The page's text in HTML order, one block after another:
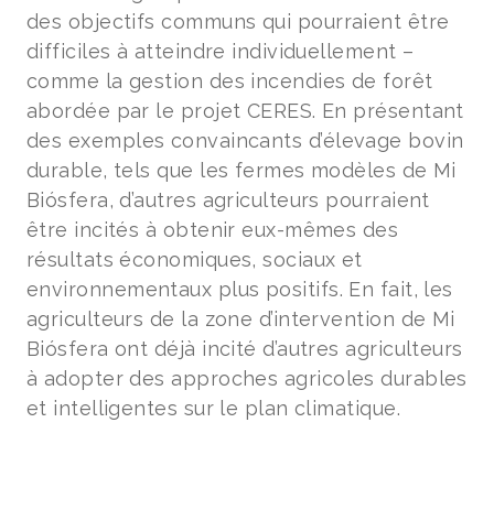
des objectifs communs qui pourraient être
difficiles à atteindre individuellement –
comme la gestion des incendies de forêt
abordée par le projet CERES. En présentant
des exemples convaincants d’élevage bovin
durable, tels que les fermes modèles de Mi
Biósfera, d’autres agriculteurs pourraient
être incités à obtenir eux-mêmes des
résultats économiques, sociaux et
environnementaux plus positifs. En fait, les
agriculteurs de la zone d’intervention de Mi
Biósfera ont déjà incité d’autres agriculteurs
à adopter des approches agricoles durables
et intelligentes sur le plan climatique.